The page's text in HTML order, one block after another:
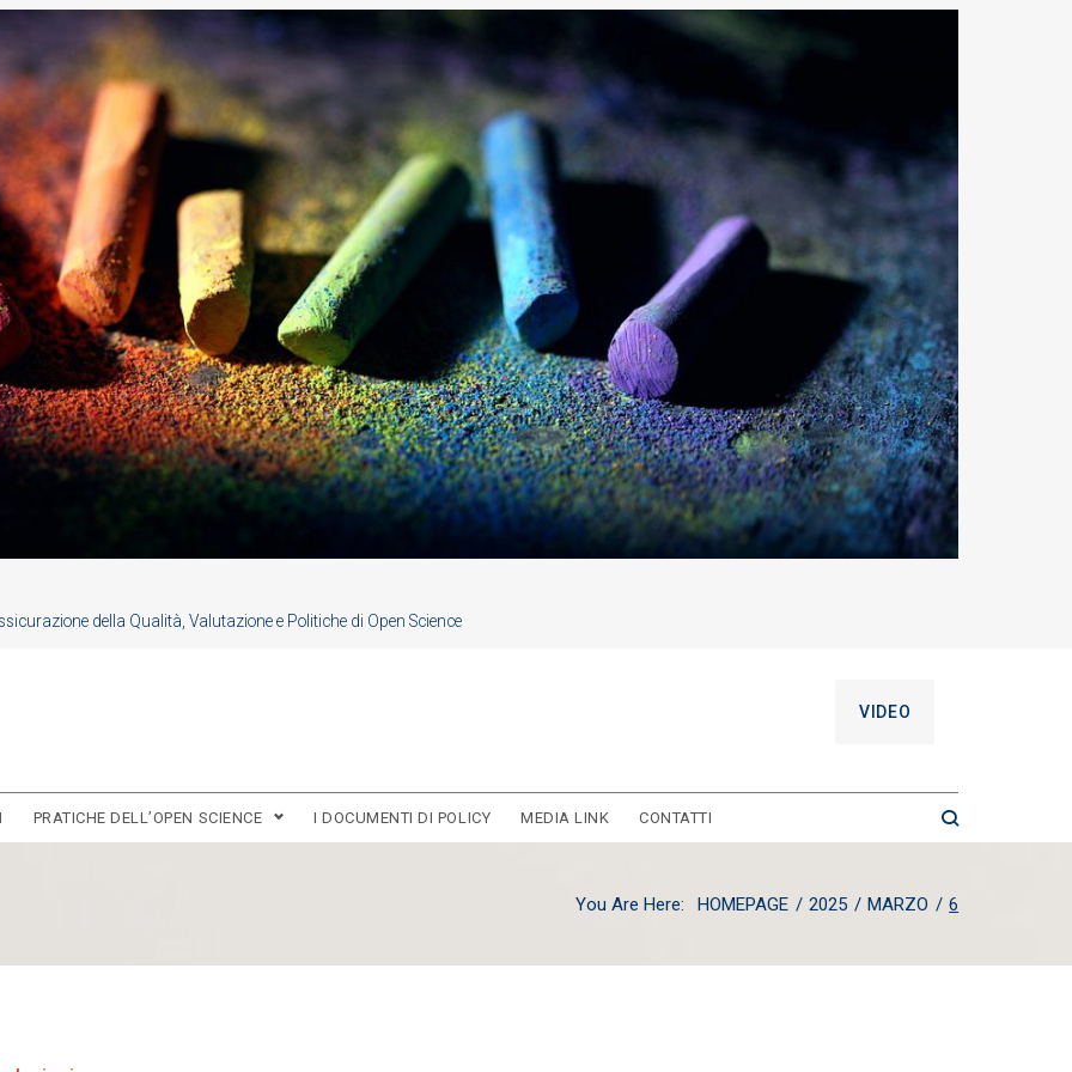
della Qualità, Valutazione e Politiche di Open Science
VIDEO
PRATICHE DELL’OPEN SCIENCE I DOCUMENTI DI POLICY MEDIA LINK CONTATTI
You Are Here: HOMEPAGE / 2025 / MARZO / 6